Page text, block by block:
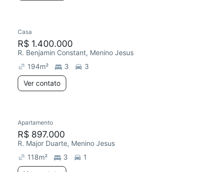
Casa
R$ 1.400.000
R. Benjamin Constant, Menino Jesus
194m² 3
3
Ver contato
Apartamento
R$ 897.000
R. Major Duarte, Menino Jesus
118m² 3
1